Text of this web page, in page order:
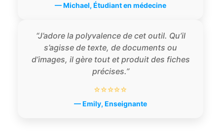
— Michael, Étudiant en médecine
“J’adore la polyvalence de cet outil. Qu’il
s’agisse de texte, de documents ou
d’images, il gère tout et produit des fiches
précises.”
⭐⭐⭐⭐⭐
— Emily, Enseignante